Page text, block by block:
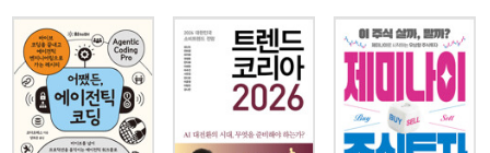
지 모두 배울 수 있어, 이 책 한 권으로 AI 기본기를 완성할 수 있습니
다. 여기에 [유튜브 동영상 강의 13개]와 [실제 AI 대화 예시 11개]를
QR 코드로 무료 제공하여 책을 읽으면서 바로 실습하고, 활용할 수
있습니다. 챗GPT와 AI가 어렵게만 느껴졌다면 지금이 가장 좋은 기
회입니다. 이 책은 읽기만 해도, 따라 하기만 해도 일상생활과 업무가